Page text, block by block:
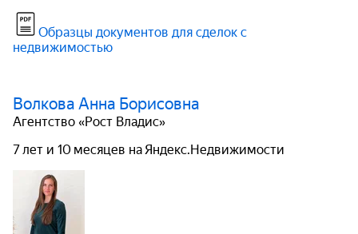
Образцы документов для сделок с
недвижимостью
Волкова Анна Борисовна
Агентство «Рост Владис»
7 лет и 10 месяцев на Яндекс.Недвижимости